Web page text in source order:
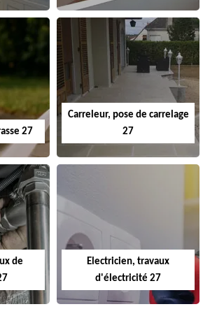
27
Carreleur, pose de carrelage
27
de
Electricien, travaux
d'électricité 27